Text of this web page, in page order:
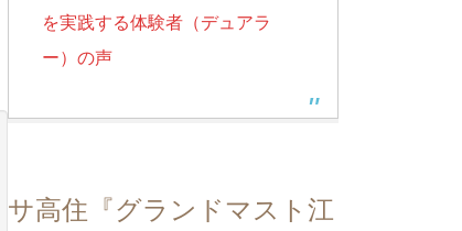
を実践する体験者（デュアラ
ー）の声
サ高住『グランドマスト江